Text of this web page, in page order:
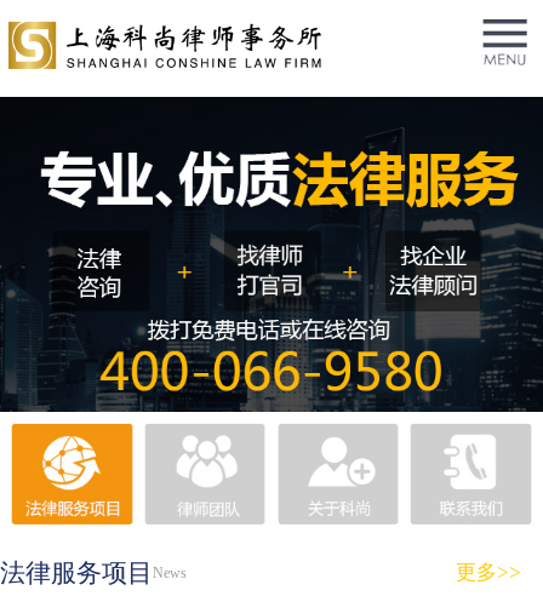
法律服务项目 News 更多>>